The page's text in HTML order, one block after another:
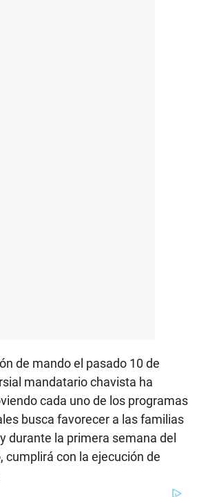
de mando el pasado 10 de
mandatario chavista ha
cada uno de los programas
busca favorecer a las familias
durante la primera semana del
cumplirá con la ejecución de